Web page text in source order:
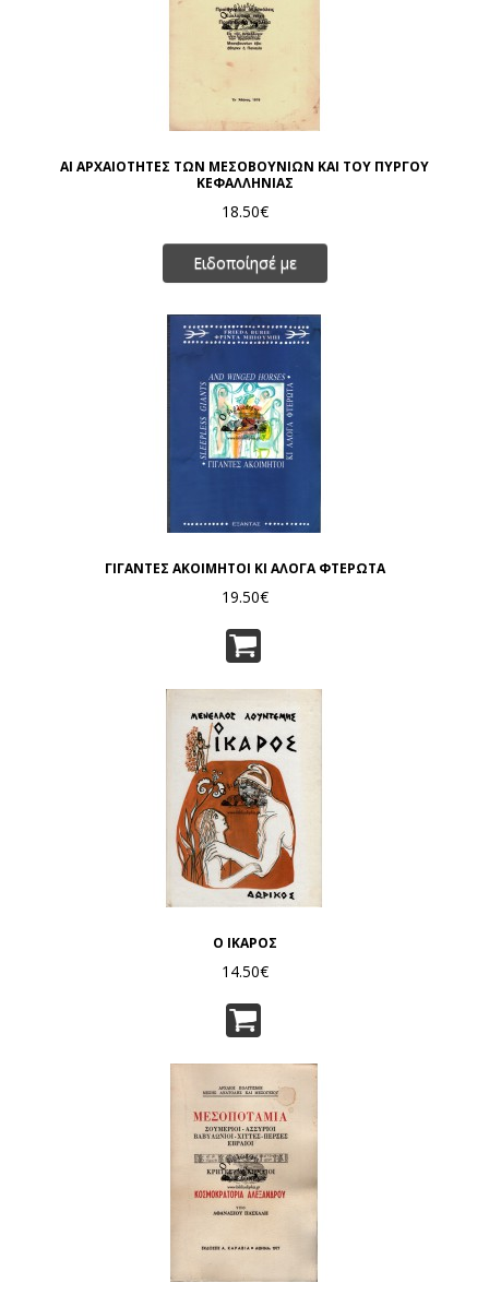
ΑΙ ΑΡΧΑΙΟΤΗΤΕΣ ΤΩΝ ΜΕΣΟΒΟΥΝΙΩΝ ΚΑΙ ΤΟΥ ΠΥΡΓΟΥ
ΚΕΦΑΛΛΗΝΙΑΣ
18.50€
Ειδοποίησέ με
ΓΙΓΑΝΤΕΣ ΑΚΟΙΜΗΤΟΙ ΚΙ ΑΛΟΓΑ ΦΤΕΡΩΤΑ
19.50€
Ο ΙΚΑΡΟΣ
14.50€